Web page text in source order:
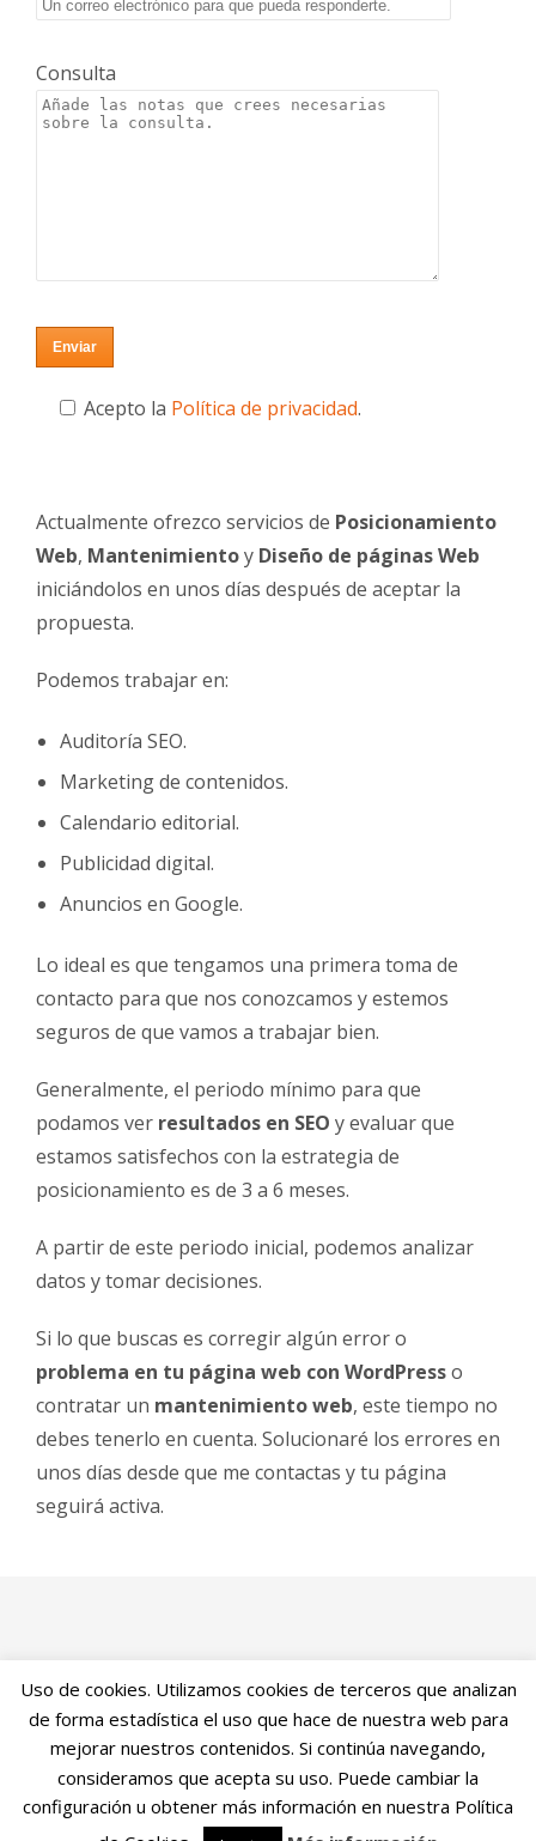
Consulta
Acepto la Política de privacidad.
Actualmente ofrezco servicios de Posicionamiento
Web, Mantenimientoy Diseño de páginas Web
iniciándolos en unos días después de aceptar la
propuesta.
Podemos trabajar en:
Auditoría SEO.
Marketing de contenidos.
Calendario editorial.
Publicidad digital.
Anuncios en Google.
Lo ideal es que tengamos una primera toma de
contacto para que nos conozcamos y estemos
seguros de que vamos a trabajar bien.
Generalmente, el periodo mínimo para que
podamos ver resultados en SEO y evaluar que
estamos satisfechos con la estrategia de
posicionamiento es de 3 a 6 meses.
A partir de este periodo inicial, podemos analizar
datos y tomar decisiones.
Si lo que buscas es corregir algún error o
problema en tu página web con WordPresso
contratar un mantenimiento web, este tiempo no
debes tenerlo en cuenta. Solucionaré los errores en
unos días desde que me contactas y tu página
seguirá activa.
, Posicionamiento y Diseño Web en Valencia
| Oficina: Gran Via de Ferran el Catòlic, 43, 46008
Valencia.
Teléfono: 609 690 728 |info@javitores.com
Aviso legal|
Uso de cookies. Utilizamos cookies de terceros que analizan
de forma estadística el uso que hace de nuestra web para
mejorar nuestros contenidos. Si continúa navegando,
consideramos que acepta su uso. Puede cambiar la
configuración u obtener más información en nuestra Política